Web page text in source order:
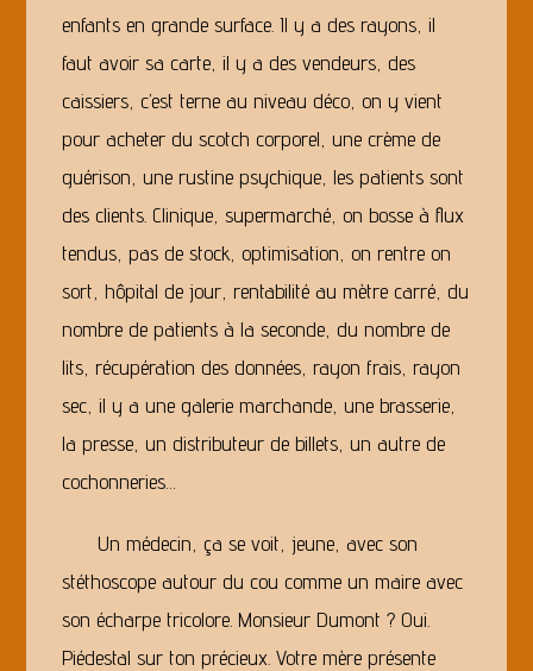
enfants en grande surface. Il y a des rayons, il
faut avoir sa carte, il y a des vendeurs, des
caissiers, c’est terne au niveau déco, on y vient
pour acheter du scotch corporel, une crème de
guérison, une rustine psychique, les patients sont
des clients. Clinique, supermarché, on bosse à flux
tendus, pas de stock, optimisation, on rentre on
sort, hôpital de jour, rentabilité au mètre carré, du
nombre de patients à la seconde, du nombre de
lits, récupération des données, rayon frais, rayon
sec, il y a une galerie marchande, une brasserie,
la presse, un distributeur de billets, un autre de
cochonneries…
Un médecin, ça se voit, jeune, avec son
stéthoscope autour du cou comme un maire avec
son écharpe tricolore. Monsieur Dumont ? Oui.
Piédestal sur ton précieux. Votre mère présente